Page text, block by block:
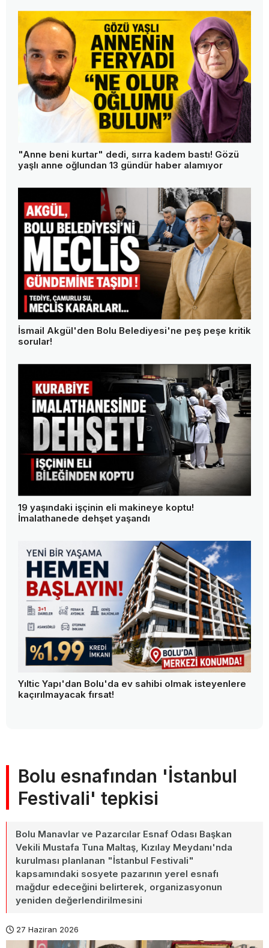
"Anne beni kurtar" dedi, sırra kadem bastı! Gözü
yaşlı anne oğlundan 13 gündür haber alamıyor
İsmail Akgül'den Bolu Belediyesi'ne peş peşe kritik
sorular!
19 yaşındaki işçinin eli makineye koptu!
İmalathanede dehşet yaşandı
Yıltic Yapı'dan Bolu'da ev sahibi olmak isteyenlere
kaçırılmayacak fırsat!
Bolu esnafından 'İstanbul
Festivali' tepkisi
Bolu Manavlar ve Pazarcılar Esnaf Odası Başkan
Vekili Mustafa Tuna Maltaş, Kızılay Meydanı'nda
kurulması planlanan "İstanbul Festivali"
kapsamındaki sosyete pazarının yerel esnafı
mağdur edeceğini belirterek, organizasyonun
yeniden değerlendirilmesini
27 Haziran 2026